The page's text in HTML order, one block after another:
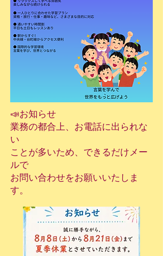
📣お知らせ
​業務の都合上、お電話に出られな
い
ことが多いため、できるだけメー
ルで
お問い合わせをお願いいたしま
す。